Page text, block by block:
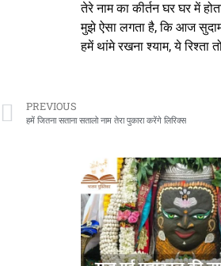
तेरे नाम का कीर्तन घर घर में
मुझे ऐसा लगता है, कि आज
हमें थांमे रखना श्याम, ये रिश्ता
PREVIOUS
हमें जितना सताना सतालो नाम तेरा पुकारा करेंगे लिरिक्स